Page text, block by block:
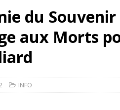
du
aux Morts
INFO